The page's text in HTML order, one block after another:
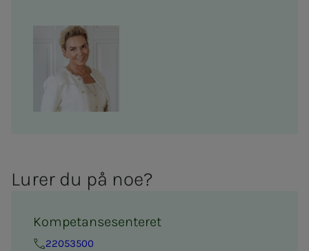
Lu­­­rer du på noe?
Kompetansesenteret
22053500